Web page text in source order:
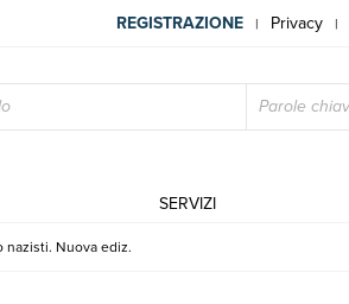
REGISTRAZIONE | Privacy |
SERVIZI
nazisti. Nuova ediz.